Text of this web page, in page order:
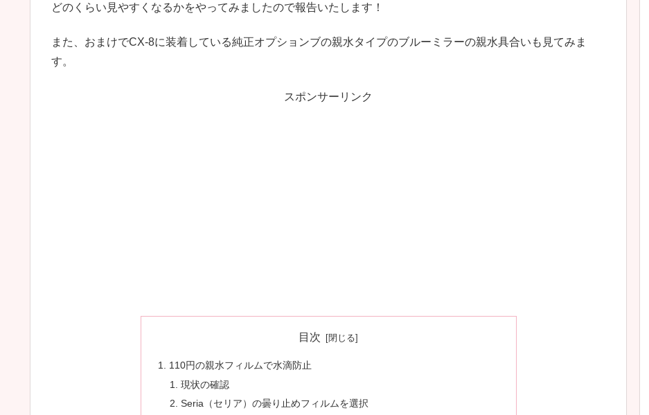
どのくらい見やすくなるかをやってみましたので報告いたします！
また、おまけでCX-8に装着している純正オプションブの親水タイプのブルーミラーの親水具合いも見てみま
す。
スポンサーリンク
目次
110円の親水フィルムで水滴防止
現状の確認
Seria（セリア）の曇り止めフィルムを選択